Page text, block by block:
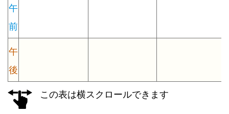
午
前
午
後
この表は横スクロールできます